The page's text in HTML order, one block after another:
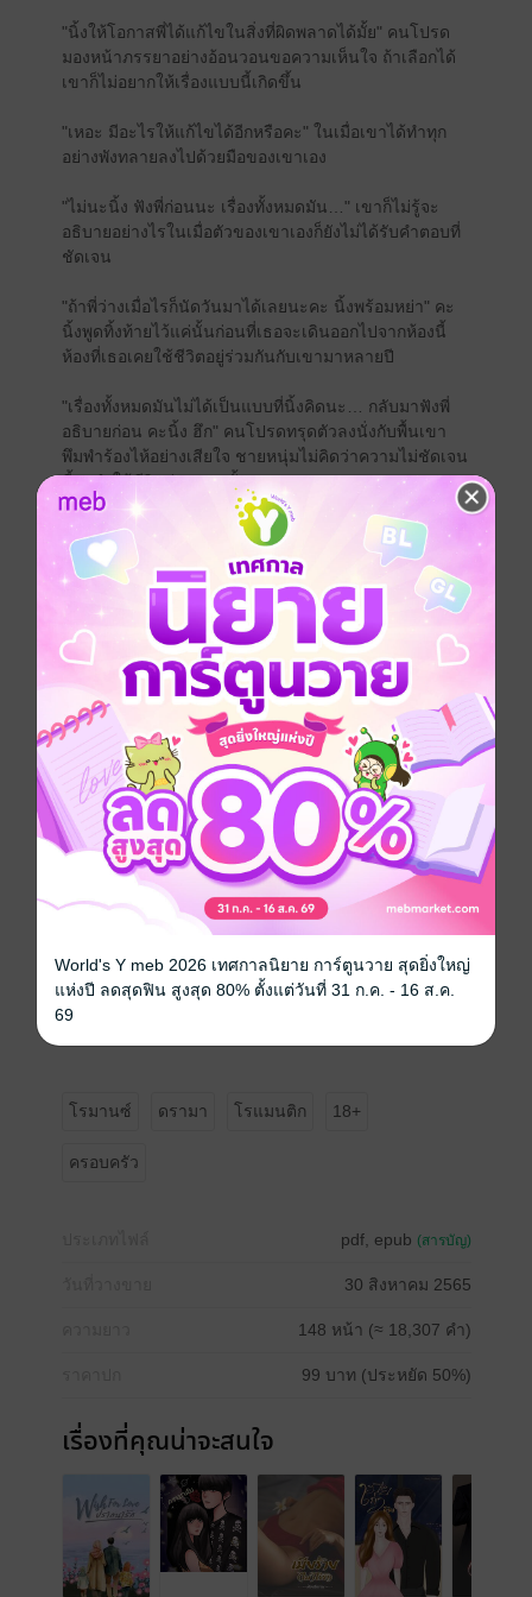
"นิ้งให้โอกาสพี่ได้แก้ไขในสิ่งที่ผิดพลาดได้มั้ย" คนโปรด
มองหน้าภรรยาอย่างอ้อนวอนขอความเห็นใจ ถ้าเลือก​ได้
เขาก็ไม่อยากให้เรื่องแบบนี้เกิดขึ้น
"เหอะ มีอะไรให้แก้ไขได้อีกหรือคะ" ในเมื่อเขาได้ทำทุก
อย่างพังทลายลงไปด้วยมือของเขาเอง
"ไม่นะนิ้ง ฟังพี่ก่อนนะ เรื่องทั้งหมด​มัน…" เขาก็ไม่รู้จะ
อธิบายอย่างไร​ในเมื่อตัวของเขาเองก็ยังไม่ได้รับคำ​ตอบที่
ชัดเจน
"ถ้าพี่ว่างเมื่อไรก็นัดวันมาได้เลยนะคะ นิ้งพร้อมหย่า" คะ
นิ้งพูดทิ้งท้ายไว้แค่นั้นก่อนที่เธอจะเดินออกไปจากห้องนี้
ห้องที่เธอเคยใช้ชีวิตอยู่ร่วมกันกับเขามาหลายปี
"เรื่องทั้งหมดมันไม่ได้เป็นแบบที่นิ้งคิดนะ… กลับมาฟังพี่
อธิบายก่อน คะนิ้ง​ ฮึก" คนโปรดทรุดตัวลงนั่งกับพื้นเขา
พึมพำร้องไห้อย่างเสียใจ ชายหนุ่มไม่คิดว่าความไม่ชัดเจน
นี้จะทำให้ชีวิตคู่ของตนนั้นจบลง
การทำร้ายจิตใจไม่ได้มีแค่การนอกกายหรือนอกใจ แต่การ
ที่ปกปิดเรื่องราวบาง​เรื่องไม่ให้อีกฝ่ายรับรู้ สิ่งนั้นอาจจะ
เป็นจุดแตกหักอีกหนึ่งรูปแบบที่หลาย​คนมองข้าม คู่ชีวิต
ต้องมีความไว้เนื้อเชื่อใจซึ่งกันและกัน แต่เมื่อได้ทำผิด
พลาดไปแล้วบางคนอาจจะได้รับโอกาสในทันที แต่บางที
โอกาสนั้นมันอาจจะมาถึงในเวลาที่เหมาะสม ซึ่งไม่ใช่ ณ
-
ถึงพี่โปรด…​ ถ้าหากวันใดวันหนึ่งที่พี่โปรดหันกลับมาแล้ว
ไม่เจอนิ้ง ให้พี่โปรดรับรู้เอาไว้นะคะว่า นิ้งพยายามประคับ
ประคองความรักของเรามาจนถึงจุดที่สิ้นสุดแล้ว ความ
พยายามของคนเราก็มีขีดจำกัดนะคะ เผื่อพี่​โปรดลืม นิ้
งอาจจะรักพี่ก็จริงแต่นิ้งก็อยากหันกลับมารักตัวเองเช่นกัน
ความพยายามถ้ามันสูญเปล่าเราก็ไม่ควรจะทำมันต่อไป
- จากคะนิ้งคนที่พี่โปรดไม่รัก
โรมานซ์ ดรามา โรแมนติก 18+
ครอบครัว
pdf, epub (สารบัญ)
30 สิงหาคม 2565
148 หน้า (≈ 18,307 คำ)
99 บาท (ประหยัด 50%)
เรื่องที่คุณน่าจะสนใจ
World's Y meb 2026 เทศกาลนิยาย การ์ตูนวาย สุดยิ่งใหญ่
แห่งปี ลดสุดฟิน สูงสุด 80% ตั้งแต่วันที่ 31 ก.ค. - 16 ส.ค.
69